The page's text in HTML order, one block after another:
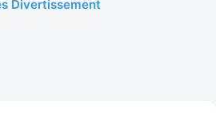
Divertissement